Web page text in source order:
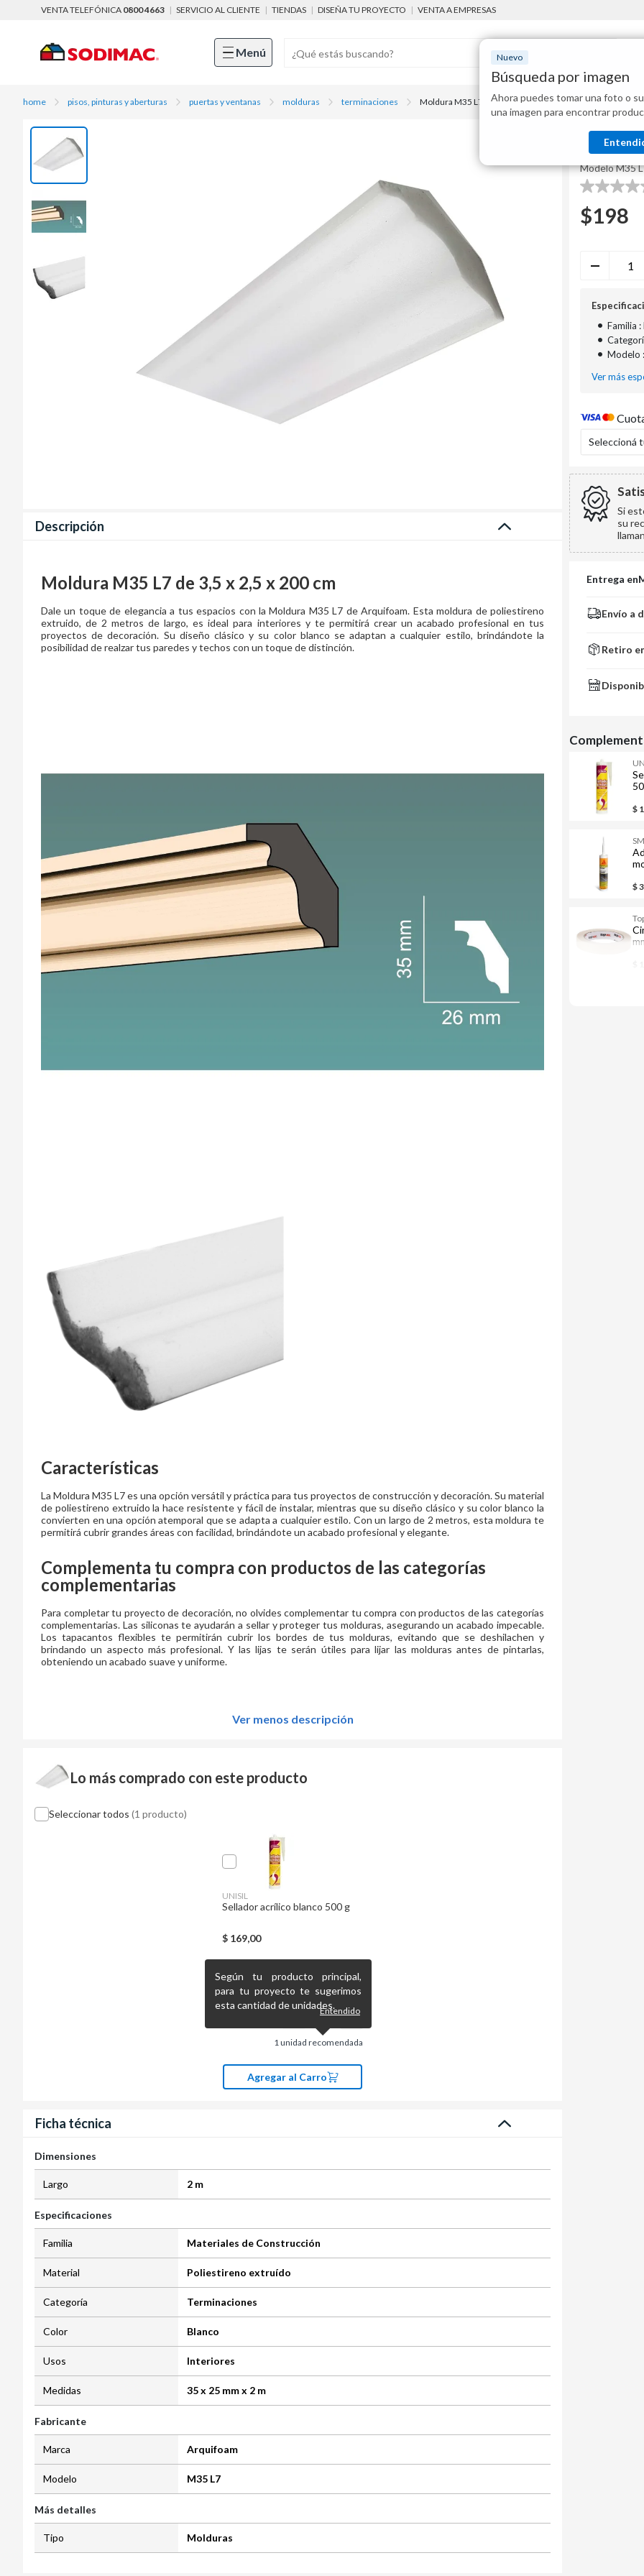
VENTA TELEFÓNICA 0800 4663 | SERVICIO AL CLIENTE | TIENDAS | DISEÑA TU PROYECTO | VENTA A EMPRESAS
Menú Nuevo
Búsqueda por imagen
Ahora puedes tomar una foto o
una imagen para encontrar
home pisos, pinturas y aberturas puertas y ventanas molduras terminaciones Moldura M35 L7 de 3,5 x 2,5 x 200 cm
Descripción
Moldura M35 L7 de 3,5 x 2,5 x 200 cm
Dale un toque de elegancia a tus espacios con la Moldura M35 L7 de Arquifoam. Esta moldura de poliestireno
extruido, de 2 metros de largo, es ideal para interiores y te permitirá crear un acabado profesional en tus
proyectos de decoración. Su diseño clásico y su color blanco se adaptan a cualquier estilo, brindándote la
posibilidad de realzar tus paredes y techos con un toque de distinción.
Características
La Moldura M35 L7 es una opción versátil y práctica para tus proyectos de construcción y decoración. Su material
de poliestireno extruido la hace resistente y fácil de instalar, mientras que su diseño clásico y su color blanco la
convierten en una opción atemporal que se adapta a cualquier estilo. Con un largo de 2 metros, esta moldura te
permitirá cubrir grandes áreas con facilidad, brindándote un acabado profesional y elegante.
Complementa tu compra con productos de las categorías
complementarias
Para completar tu proyecto de decoración, no olvides complementar tu compra con productos de las categorías
complementarias. Las siliconas te ayudarán a sellar y proteger tus molduras, asegurando un acabado impecable.
Los tapacantos flexibles te permitirán cubrir los bordes de tus molduras, evitando que se deshilachen y
brindando un aspecto más profesional. Y las lijas te serán útiles para lijar las molduras antes de pintarlas,
obteniendo un acabado suave y uniforme.
Ver menos descripción
Lo más comprado con este producto
Seleccionar todos (1 producto)
UNISIL
Sellador acrílico blanco 500 g
$ 169,00
1unidad recomendada
Según tu producto principal,
para tu proyecto te sugerimos
esta cantidad de unidades.Entendido
Agregar al Carro
Ficha técnica
Dimensiones
Largo 2 m
Especificaciones
Familia Materiales de Construcción
Material Poliestireno extruído
Categoría Terminaciones
Color Blanco
Usos Interiores
Medidas 35 x 25 mm x 2 m
Fabricante
Marca Arquifoam
Modelo M35 L7
Más detalles
Tipo Molduras
ARQUIFOAM
ModeloM35
0.0
5
estrellas.
$198
• Familia
•
• Modelo
Ver más
Seleccioná
Si
su
Entrega en
Envío a
Retiro
$
SM
$